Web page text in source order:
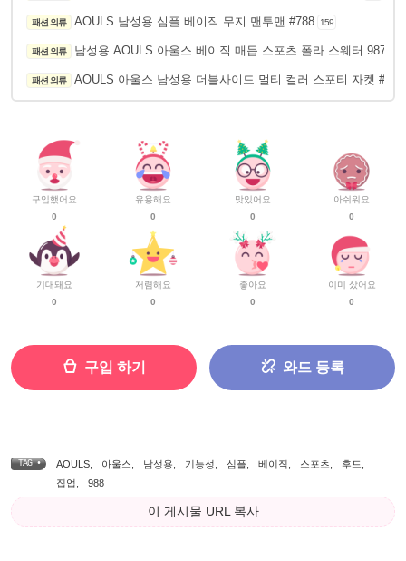
패션 의류 AOULS 남성용 심플 베이직 무지 맨투맨 #788 159
패션 의류 남성용 AOULS 아울스 베이직 매듭 스포츠 폴라 스웨터 9870
패션 의류 AOULS 아울스 남성용 더블사이드 멀티 컬러 스포티 자켓
구입했어요
0
기대돼요
0
유용해요
0
저렴해요
0
맛있어요
0
좋아요
0
아쉬워요
0
이미 샀어요
0
구입 하기 와드 등록
TAG • AOULS 아울스 남성용 기능성 심플 베이직 스포츠 후드
집업
988
이 게시물 URL 복사